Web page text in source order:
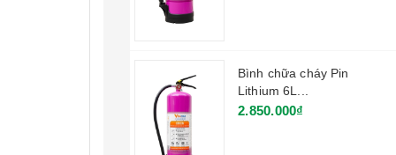
Bình chữa cháy Pin
Lithium 6L...
2.850.000₫